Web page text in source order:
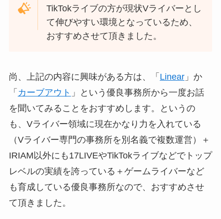
TikTokライブの方が現状Vライバーとし
て伸びやすい環境となっているため、
おすすめさせて頂きました。
尚、上記の内容に興味がある方は、「 Linear」か
「 カーブアウト 」という優良事務所から一度お話
を聞いてみることをおすすめします。というの
も、Vライバー領域に現在かなり力を入れている
（Vライバー専門の事務所を別名義で複数運営）＋
IRIAM以外にも17LIVEやTikTokライブなどでトップ
レベルの実績を誇っている＋ゲームライバーなど
も育成している優良事務所なので、おすすめさせ
て頂きました。